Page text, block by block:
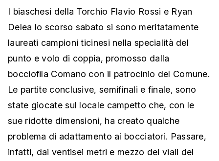
I biaschesi della Torchio Flavio Rossi e Ryan
Delea lo scorso sabato si sono meritatamente
laureati campioni ticinesi nella specialità del
punto e volo di coppia, promosso dalla
bocciofila Comano con il patrocinio del Comune.
Le partite conclusive, semifinali e finale, sono
state giocate sul locale campetto che, con le
sue ridotte dimensioni, ha creato qualche
problema di adattamento ai bocciatori. Passare,
infatti, dai ventisei metri e mezzo dei viali del